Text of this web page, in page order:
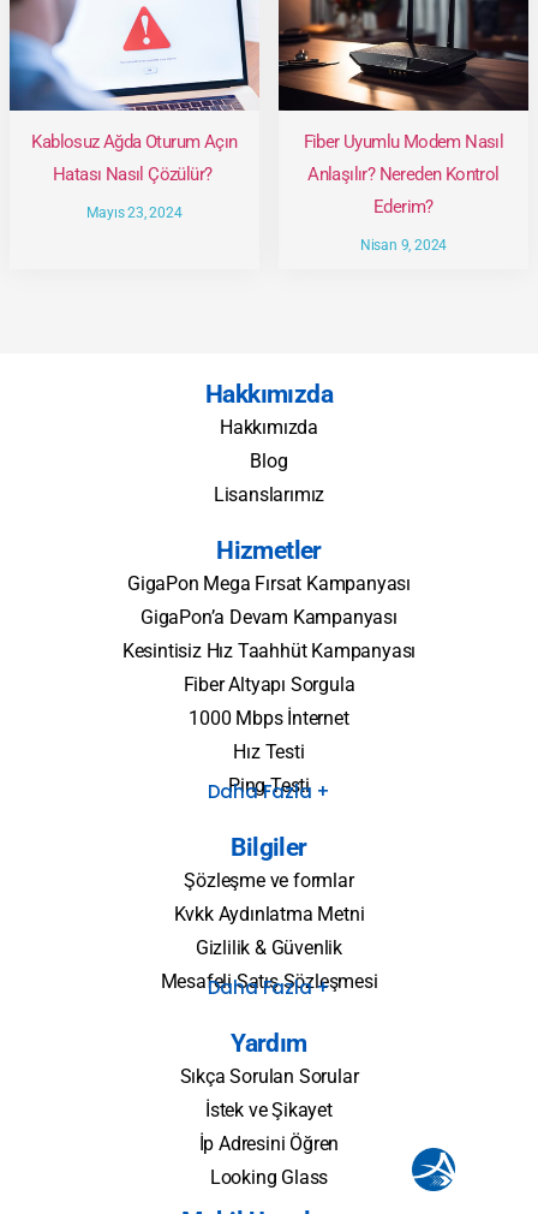
Kablosuz Ağda Oturum Açın
Hatası Nasıl Çözülür?
Mayıs 23, 2024
Fiber Uyumlu Modem Nasıl
Anlaşılır? Nereden Kontrol
Ederim?
Nisan 9, 2024
Hakkımızda
Hakkımızda
Blog
Lisanslarımız
Hizmetler
GigaPon Mega Fırsat Kampanyası
GigaPon’a Devam Kampanyası
Kesintisiz Hız Taahhüt Kampanyası
Fiber Altyapı Sorgula
1000 Mbps İnternet
Hız Testi
Ping Testi
Daha Fazla +
Bilgiler
Şözleşme ve formlar
Kvkk Aydınlatma Metni
Gizlilik & Güvenlik
Mesafeli Satış Sözleşmesi
Daha Fazla +
Yardım
Sıkça Sorulan Sorular
İstek ve Şikayet
İp Adresini Öğren
Looking Glass